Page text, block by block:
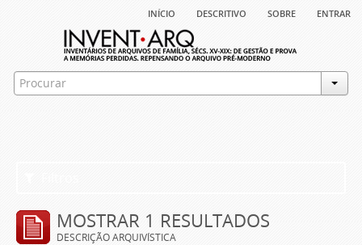
início descritivo sobre entrar
MOSTRAR 1 RESULTADOS
DESCRIÇÃO ARQUIVÍSTICA